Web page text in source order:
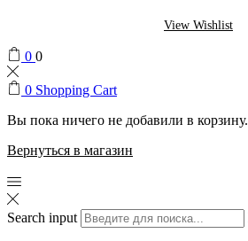
View Wishlist
0 0
0 Shopping Cart
Вы пока ничего не добавили в корзину.
Вернуться в магазин
Search input